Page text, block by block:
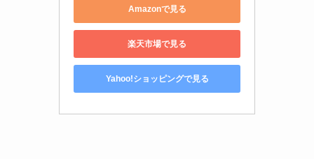
Amazonで見る
楽天市場で見る
Yahoo!ショッピングで見る